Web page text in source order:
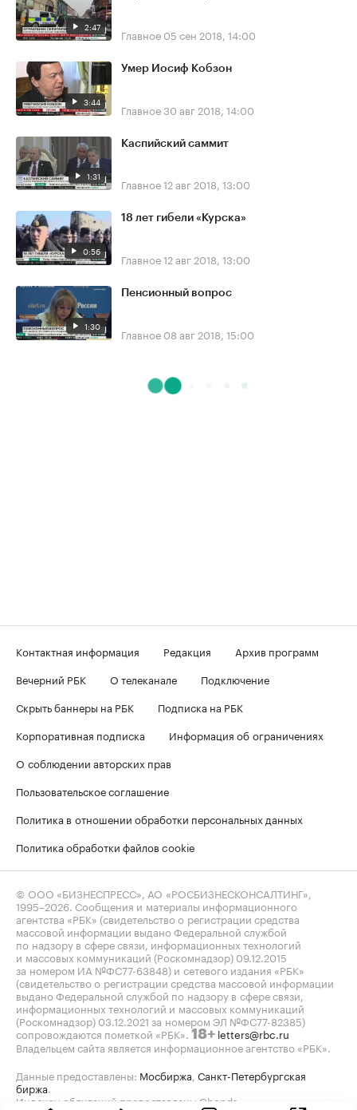
2:47 Главное 05 сен 2018, 14:00
3:44
Умер Иосиф Кобзон
Главное30 авг 2018, 14:00
1:31
Каспийский саммит
Главное12 авг 2018, 13:00
0:56
18 лет гибели «Курска»
Главное12 авг 2018, 13:00
1:30
Пенсионный вопрос
Главное 08 авг 2018, 15:00
Контактная информация Редакция
Архив программ
Вечерний РБК
О телеканале
Подключение
Скрыть баннеры на РБК
Подписка на РБК
Корпоративная подписка
Информация об ограничениях
О соблюдении авторских прав
Пользовательское соглашение
Политика в отношении обработки персональных данных
Политика обработки файлов cookie
© ООО «БИЗНЕСПРЕСС», АО «РОСБИЗНЕСКОНСАЛТИНГ»,
1995–2026 . Сообщения и материалы информационного
агентства «РБК» (свидетельство о регистрации средства
массовой информации выдано Федеральной службой
по надзору в сфере связи, информационных технологий
и массовых коммуникаций (Роскомнадзор) 09.12.2015
за номером ИА №ФС77-63848) и сетевого издания «РБК»
(свидетельство о регистрации средства массовой информации
выдано Федеральной службой по надзору в сфере связи,
информационных технологий и массовых коммуникаций
(Роскомнадзор) 03.12.2021 за номером ЭЛ №ФС77-82385)
сопровождаются пометкой «РБК». 18+ letters@rbc.ru
Владельцем сайта является информационное агентство «РБК».
Данные предоставлены: Мосбиржа Санкт-Петербургская
биржа
Индексы облигаций предоставлены Cbonds.